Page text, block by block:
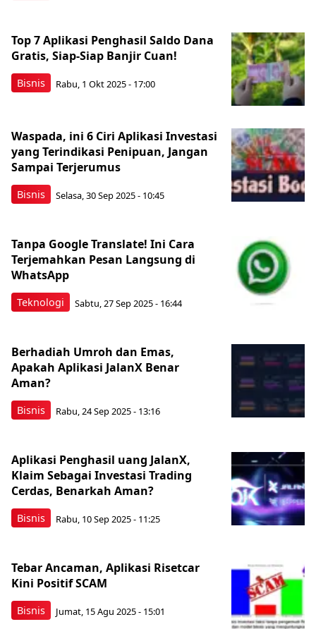
Bisnis
Top 7 Aplikasi Penghasil Saldo Dana
Gratis, Siap-Siap Banjir Cuan!
Rabu, 1 Okt 2025 - 17:00
Bisnis
Waspada, ini 6 Ciri Aplikasi Investasi
yang Terindikasi Penipuan, Jangan
Sampai Terjerumus
Selasa, 30 Sep 2025 - 10:45
Teknologi
Tanpa Google Translate! Ini Cara
Terjemahkan Pesan Langsung di
WhatsApp
Sabtu, 27 Sep 2025 - 16:44
Bisnis
Berhadiah Umroh dan Emas,
Apakah Aplikasi JalanX Benar
Aman?
Rabu, 24 Sep 2025 - 13:16
Bisnis
Aplikasi Penghasil uang JalanX,
Klaim Sebagai Investasi Trading
Cerdas, Benarkah Aman?
Rabu, 10 Sep 2025 - 11:25
Bisnis
Tebar Ancaman, Aplikasi Risetcar
Kini Positif SCAM
Jumat, 15 Agu 2025 - 15:01